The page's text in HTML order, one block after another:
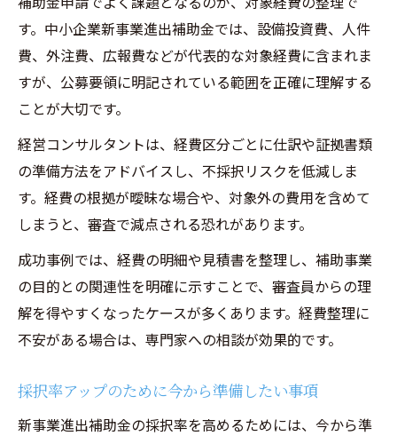
す。中小企業新事業進出補助金では、設備投資費、人件
費、外注費、広報費などが代表的な対象経費に含まれま
すが、公募要領に明記されている範囲を正確に理解する
ことが大切です。
経営コンサルタントは、経費区分ごとに仕訳や証拠書類
の準備方法をアドバイスし、不採択リスクを低減しま
す。経費の根拠が曖昧な場合や、対象外の費用を含めて
しまうと、審査で減点される恐れがあります。
成功事例では、経費の明細や見積書を整理し、補助事業
の目的との関連性を明確に示すことで、審査員からの理
解を得やすくなったケースが多くあります。経費整理に
不安がある場合は、専門家への相談が効果的です。
採択率アップのために今から準備したい事項
新事業進出補助金の採択率を高めるためには、今から準